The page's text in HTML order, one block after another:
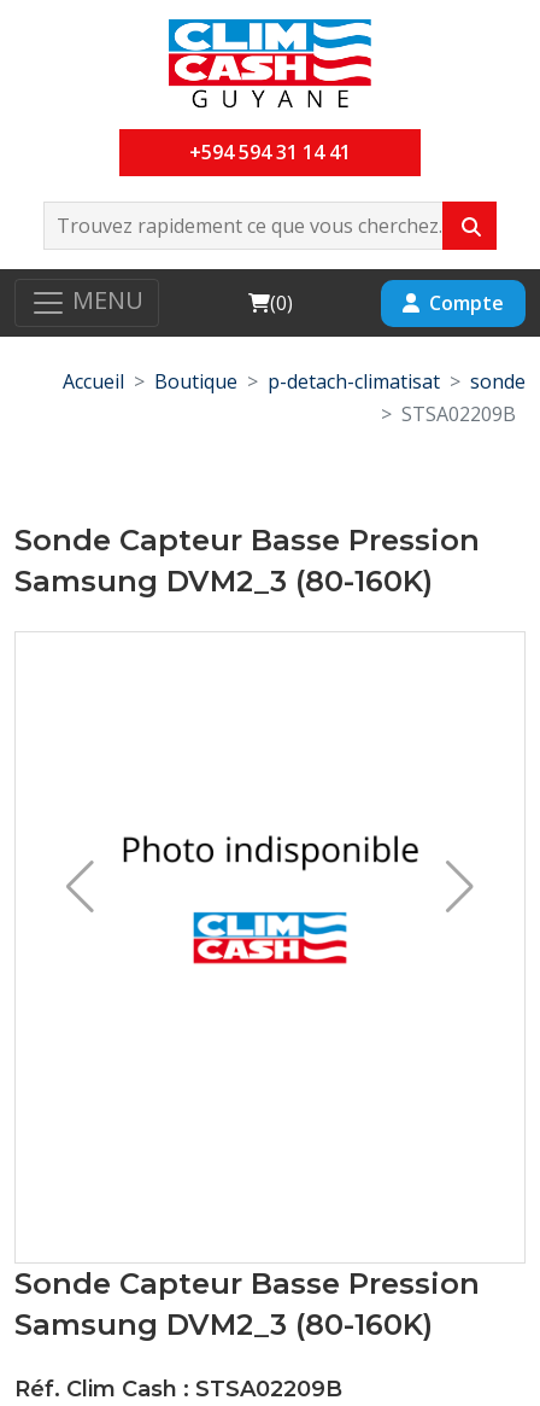
+594 594 31 14 41
MENU Cart
(0) Compte
Accueil Boutique p-detach-climatisat
sonde
STSA02209B
Sonde Capteur Basse Pression
Samsung DVM2_3 (80-160K)
Sonde Capteur Basse Pression
Samsung DVM2_3 (80-160K)
Réf. Clim Cash : STSA02209B